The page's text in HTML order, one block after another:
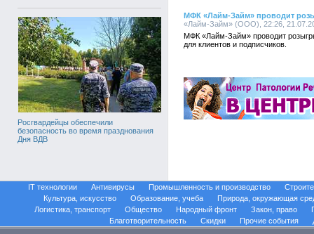
Росгвардейцы обеспечили
безопасность во время празднования
Дня ВДВ
МФК «Лайм-Займ» проводит
«Лайм-Займ» (ООО), 22:26,
МФК «Лайм-Займ» проводит
для клиентов и подписчиков.
IT технологии Антивирусы Промышленность и производство
Культура, искусство
Образование, учеба
Природа, окружающая
Логистика, транспорт
Общество Народный фронт Закон, право
Благотворительность
Скидки Прочие события